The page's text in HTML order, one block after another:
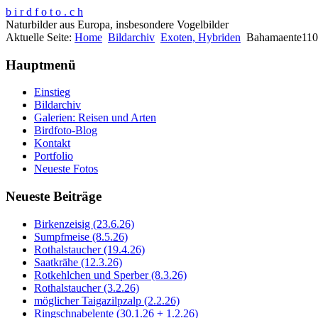
b i r d f o t o . c h
Naturbilder aus Europa, insbesondere Vogelbilder
Aktuelle Seite: Home Bildarchiv Exoten, Hybriden
Hauptmenü
Einstieg
Bildarchiv
Galerien: Reisen und Arten
Birdfoto-Blog
Kontakt
Portfolio
Neueste Fotos
Neueste Beiträge
Birkenzeisig (23.6.26)
Sumpfmeise (8.5.26)
Rothalstaucher (19.4.26)
Saatkrähe (12.3.26)
Rotkehlchen und Sperber (8.3.26)
Rothalstaucher (3.2.26)
möglicher Taigazilpzalp (2.2.26)
Ringschnabelente (30.1.26 + 1.2.26)